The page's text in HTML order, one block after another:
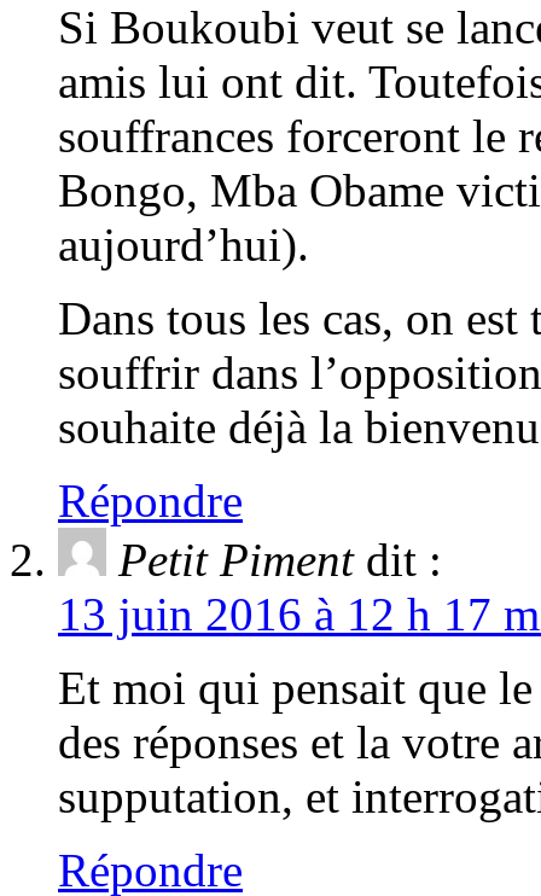
Si Boukoubi veut se
amis lui ont dit.
souffrances forceront le
Bongo, Mba Obame
aujourd’hui).
Dans tous les cas, on
souffrir dans
souhaite déjà la
Répondre
Petit Piment dit :
13 juin 2016 à 12 h 17
Et moi qui pensait que
des réponses et la votre
supputation, et
Répondre